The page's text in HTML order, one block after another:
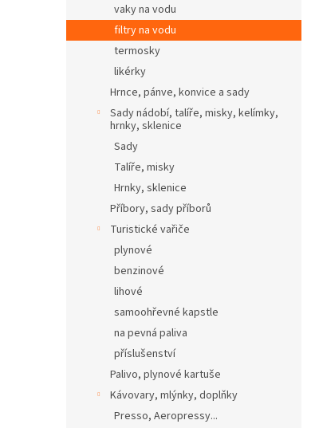
vaky na vodu
filtry na vodu
termosky
likérky
Hrnce, pánve, konvice a sady
Sady nádobí, talíře, misky, kelímky,
hrnky, sklenice
Sady
Talíře, misky
Hrnky, sklenice
Příbory, sady příborů
Turistické vařiče
plynové
benzinové
lihové
samoohřevné kapstle
na pevná paliva
příslušenství
Palivo, plynové kartuše
Kávovary, mlýnky, doplňky
Presso, Aeropressy...